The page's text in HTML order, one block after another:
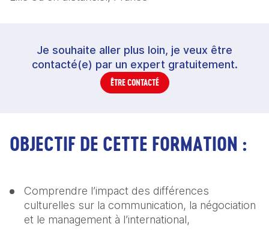
Je souhaite aller plus loin, je veux être
contacté(e) par un expert gratuitement.
ÊTRE CONTACTÉ
OBJECTIF DE CETTE FORMATION :
Comprendre l’impact des différences
culturelles sur la communication, la négociation
et le management à l’international,